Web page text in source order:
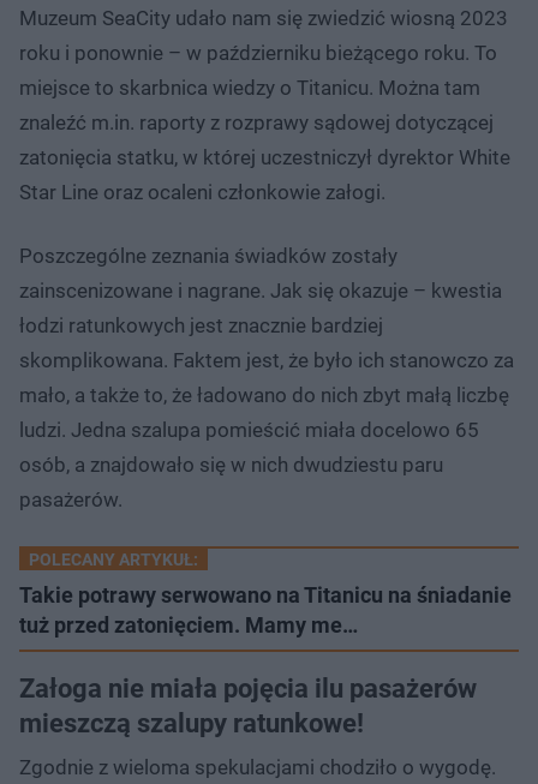
Muzeum SeaCity udało nam się zwiedzić wiosną 2023
roku i ponownie – w październiku bieżącego roku. To
miejsce to skarbnica wiedzy o Titanicu. Można tam
znaleźć m.in. raporty z rozprawy sądowej dotyczącej
zatonięcia statku, w której uczestniczył dyrektor White
Star Line oraz ocaleni członkowie załogi.
Poszczególne zeznania świadków zostały
zainscenizowane i nagrane. Jak się okazuje – kwestia
łodzi ratunkowych jest znacznie bardziej
skomplikowana. Faktem jest, że było ich stanowczo za
mało, a także to, że ładowano do nich zbyt małą liczbę
ludzi. Jedna szalupa pomieścić miała docelowo 65
osób, a znajdowało się w nich dwudziestu paru
pasażerów.
POLECANY ARTYKUŁ:
Takie potrawy serwowano na Titanicu na śniadanie
tuż przed zatonięciem. Mamy me…
Załoga nie miała pojęcia ilu pasażerów
mieszczą szalupy ratunkowe!
Zgodnie z wieloma spekulacjami chodziło o wygodę.